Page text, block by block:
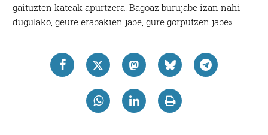
gaituzten kateak apurtzera. Bagoaz burujabe izan nahi
dugulako, geure erabakien jabe, gure gorputzen jabe».